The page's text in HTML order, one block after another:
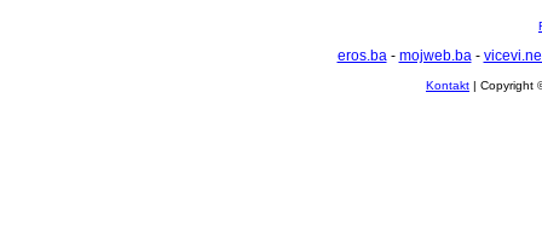
eros.ba- mojweb.ba-
Kontakt | Copyright